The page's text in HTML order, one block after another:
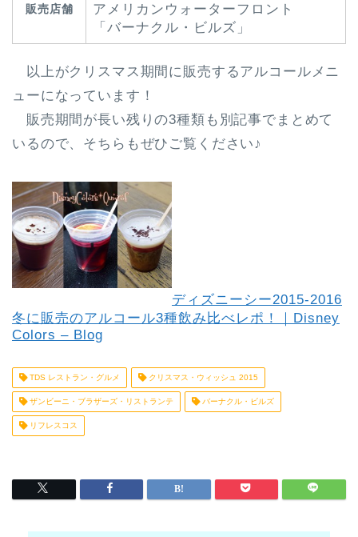
販売店舗
アメリカンウォーターフロント
「バーナクル・ビルズ」
以上がクリスマス期間に販売するアルコールメニ
ューになっています！
販売期間が長い残りの3種類も別記事でまとめて
いるので、そちらもぜひご覧ください♪
ディズニーシー2015-2016
冬に販売のアルコール3種飲み比べレポ！｜Disney
Colors – Blog
TDS レストラン・グルメ クリスマス・ウィッシュ 2015
ザンビーニ・ブラザーズ・リストランテ バーナクル・ビルズ
リフレスコス